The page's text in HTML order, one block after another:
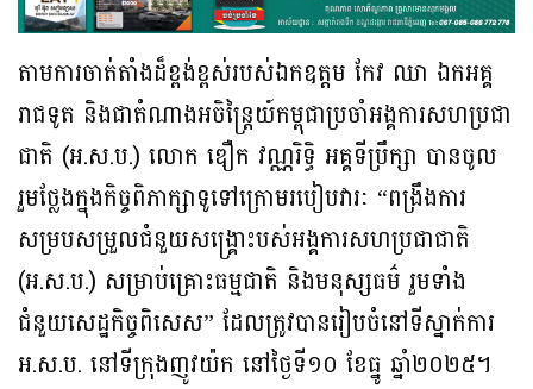
តាមការចាត់តាំងដ៏ខ្ពង់ខ្ពស់របស់ឯកឧត្តម កែវ ឈា ឯកអគ្គ
រាជទូត និងជាតំណាងអចិន្ត្រៃយ៍កម្ពុជាប្រចាំអង្គការសហប្រជា
ជាតិ (អ.ស.ប.) លោក ឌឿក វណ្ណរិទ្ធិ អគ្គទីប្រឹក្សា បានចូល
រួមថ្លែងក្នុងកិច្ចពិភាក្សាទូទៅក្រោមរបៀបវារៈ “ពង្រឹងការ
សម្របសម្រួលជំនួយសង្រ្គោះបស់អង្គការសហប្រជាជាតិ
(អ.ស.ប.) សម្រាប់គ្រោះធម្មជាតិ និងមនុស្សធម៌ រួមទាំង
ជំនួយសេដ្ឋកិច្ចពិសេស” ដែលត្រូវបានរៀបចំនៅទីស្នាក់ការ
អ.ស.ប. នៅទីក្រុងញូវយ៉ក នៅថ្ងៃទី១០ ខែធ្នូ ឆ្នាំ២០២៥។